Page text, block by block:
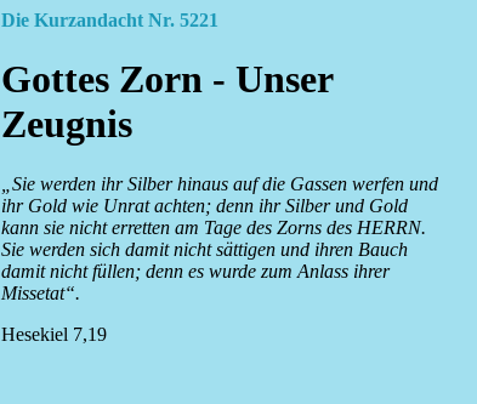
Die Kurzandacht Nr. 5221
Gottes Zorn - Unser
Zeugnis
„Sie werden ihr Silber hinaus auf die Gassen werfen und
ihr Gold wie Unrat achten; denn ihr Silber und Gold
kann sie nicht erretten am Tage des Zorns des HERRN.
Sie werden sich damit nicht sättigen und ihren Bauch
damit nicht füllen; denn es wurde zum Anlass ihrer
Missetat“.
Hesekiel 7,19